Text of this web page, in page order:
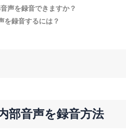
声を録音できますか？
を録音するには？
部音声を録音方法